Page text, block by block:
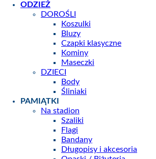
ODZIEŻ
DOROŚLI
Koszulki
Bluzy
Czapki klasyczne
Kominy
Maseczki
DZIECI
Body
Śliniaki
PAMIĄTKI
Na stadion
Szaliki
Flagi
Bandany
Długopisy i akcesoria